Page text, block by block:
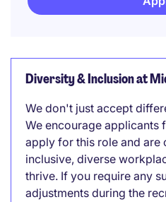
Diversity & Inclusion at
We don't just accept
We encourage applicants
apply for this role and are
inclusive, diverse
thrive. If you require any
adjustments during the